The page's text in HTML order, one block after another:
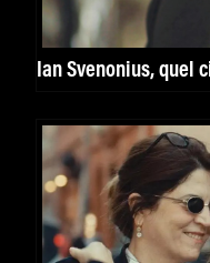
Ian Svenonius, quel